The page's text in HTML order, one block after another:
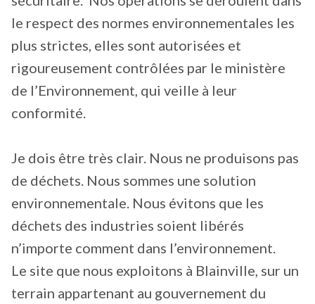
le respect des normes environnementales les
plus strictes, elles sont autorisées et
rigoureusement contrôlées par le ministère
de l’Environnement, qui veille à leur
conformité.
Je dois être très clair. Nous ne produisons pas
de déchets. Nous sommes une solution
environnementale. Nous évitons que les
déchets des industries soient libérés
n’importe comment dans l’environnement.
Le site que nous exploitons à Blainville, sur un
terrain appartenant au gouvernement du